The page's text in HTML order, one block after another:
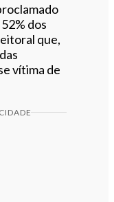
dos
que,
vítima de